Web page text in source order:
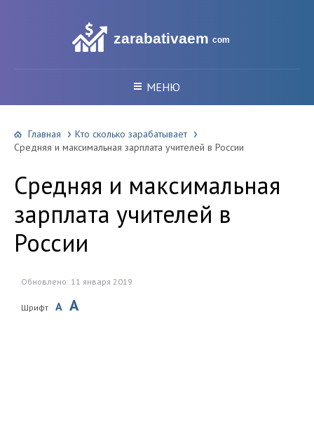
zarabativaem com
МЕНЮ
Главная
Кто сколько зарабатывает
Средняя и максимальная зарплата учителей в России
Средняя и максимальная
зарплата учителей в
России
Обновлено: 11 января 2019
Шрифт A A